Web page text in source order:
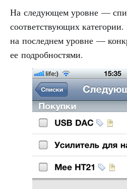
На следующем уровне —
соответствующих
на последнем уровне —
ее подробностями.